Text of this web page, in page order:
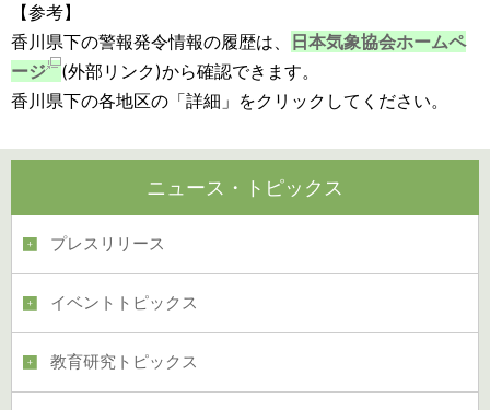
【参考】
香川県下の警報発令情報の履歴は、
日本気象協会ホームペ
ージ
(外部リンク)から確認できます。
香川県下の各地区の「詳細」をクリックしてください。
ニュース・トピックス
プレスリリース
イベントトピックス
教育研究トピックス